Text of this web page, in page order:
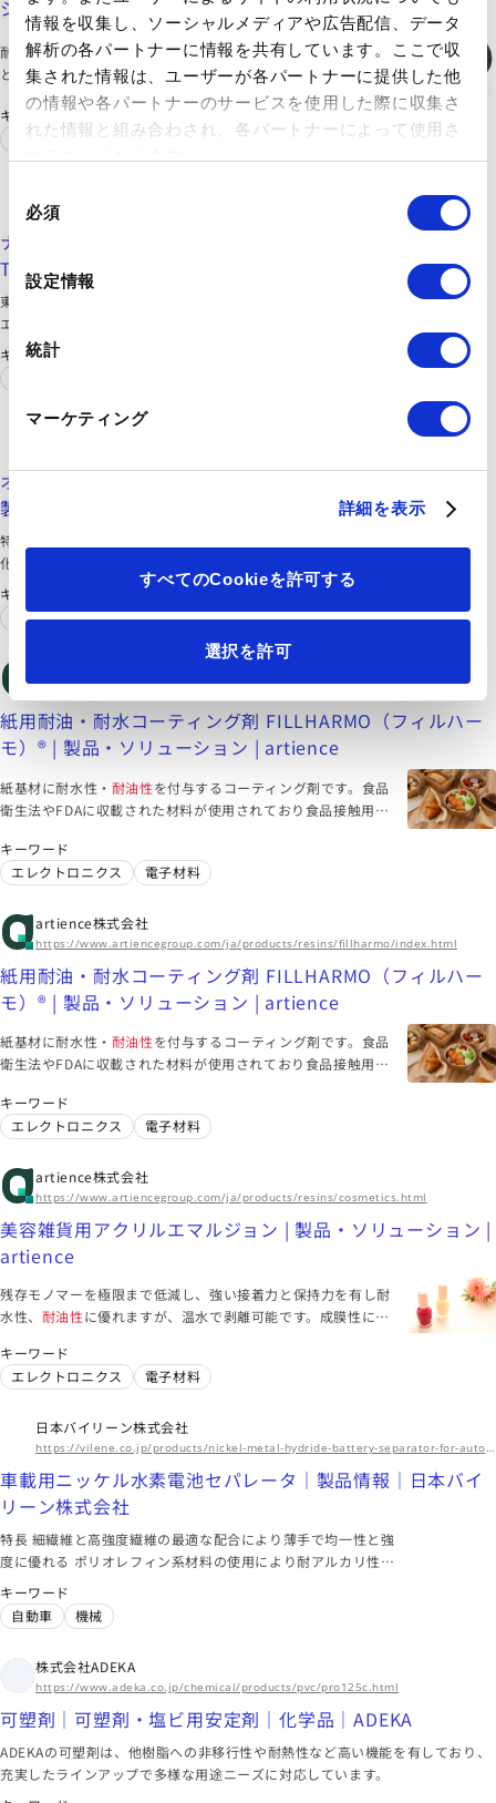
情報を収集し、ソーシャルメディアや広告配信、データ
解析の各パートナーに情報を共有しています。ここで収
集された情報は、ユーザーが各パートナーに提供した他
の情報や各パートナーのサービスを使用した際に収集さ
れた情報と組み合わされ、各パートナーによって使用さ
の
選
択
必須
設定情報
統計
マーケティング
詳細を表示
すべてのCookieを許可する
選択を許可
ション | artience
耐加水分解性・耐油性・耐黄変性において、ウレタン系接着剤
と比較し優れた性能を発揮するアクリル系接着剤です。車載用
部材や屋外建材、電子デバイス関連にご使用いただけます。
キーワード
自動車
ガスケット
https://www.plastics.toray/ja/products/amilan/
ナイロン樹脂 アミラン™ | 製品紹介 | 東レの樹脂製品 |
TORAY
東レのナイロン樹脂アミラン™は、強靱性、耐熱性、
に優れた代表的な
エンジニアリングプラスチックです。各種自動車部品、電子部品や機械部品を
中心に雑貨、包装、建材の分野まで幅広く採用されています。
キーワード
日本バイリーン株式会社
オートマチックトランスミッション用オイルフィルタ材｜
製品情報｜日本バイリーン株式会社
特長 多層構造により高いろ過性能を維持しつつ、小型化・軽量
化を実現 耐熱・
性能を発揮 多様な繊維設計により、用途に応じた性能調整が可
能
キーワード
自動車
オイル
https://www.artiencegroup.com/ja/products/resins/fillharmo/
紙用耐油・耐水コーティング剤 FILLHARMO（フィルハー
モ）® | 製品・ソリューション | artience
紙基材に耐水性・ 耐油性を付与するコーティング剤です。食品
衛生法やFDAに収載された材料が使用されており食品接触用途
にも優しい製品です。
キーワード
エレクトロニクス
電子材料
artience株式会社
https://www.artiencegroup.com/ja/products/resins/fillharmo/index.html
紙用耐油・耐水コーティング剤 FILLHARMO（フィルハー
モ）® | 製品・ソリューション | artience
紙基材に耐水性・ 耐油性を付与するコーティング剤です。食品
衛生法やFDAに収載された材料が使用されており食品接触用途
にも優しい製品です。
キーワード
エレクトロニクス
電子材料
artience株式会社
https://www.artiencegroup.com/ja/products/resins/cosmetics.html
美容雑貨用アクリルエマルジョン | 製品・ソリューション |
artience
残存モノマーを極限まで低減し、強い接着力と保持力を有し耐
水性、 耐油性に優れますが、温水で剥離可能です。成膜性に優
キーワード
エレクトロニクス
電子材料
日本バイリーン株式会社
https://vilene.co.jp/products/nickel-metal-hydride-battery-separator-for-automotive-use/
車載用ニッケル水素電池セパレータ｜製品情報｜日本バイ
リーン株式会社
特長 細繊維と高強度繊維の最適な配合により薄手で均一性と強
度に優れる ポリオレフィン系材料の使用により耐アルカリ性に
優れる 複数の親水化処理技術を有し、スルホン化処理では自己
放電抑制機能を付与できる
キーワード
自動車
機械
株式会社ADEKA
https://www.adeka.co.jp/chemical/products/pvc/pro125c.html
可塑剤｜可塑剤・塩ビ用安定剤｜化学品｜ADEKA
ADEKAの可塑剤は、他樹脂への非移行性や耐熱性など高い機能を有しており、
充実したラインアップで多様な用途ニーズに対応しています。